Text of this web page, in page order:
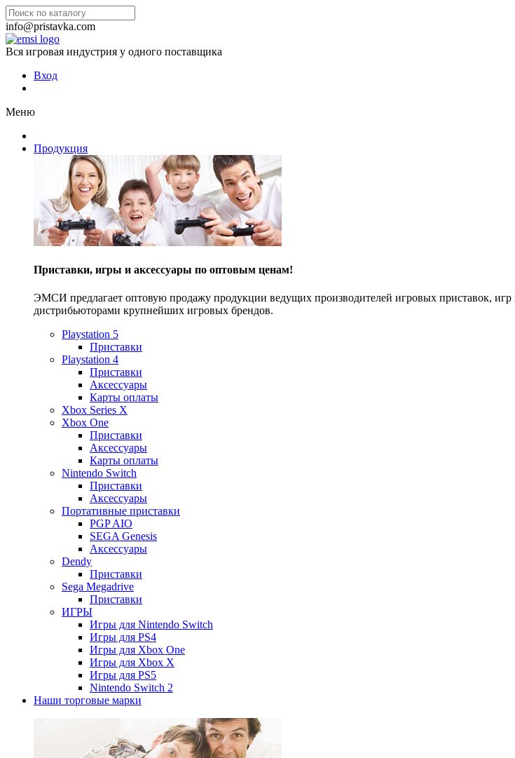
info@pristavka.com
Вся игровая индустрия у одного поставщика
Вход
Меню
Продукция
Приставки, игры и аксессуары по оптовым ценам!
ЭМСИ предлагает оптовую продажу продукции ведущих производителей игровых приставок,
дистрибьюторами крупнейших игровых брендов.
Playstation 5
Приставки
Playstation 4
Приставки
Аксессуары
Карты оплаты
Xbox Series X
Xbox One
Приставки
Аксессуары
Карты оплаты
Nintendo Switch
Приставки
Аксессуары
Портативные приставки
PGP AIO
SEGA Genesis
Аксессуары
Dendy
Приставки
Sega Megadrive
Приставки
ИГРЫ
Игры для Nintendo Switch
Игры для PS4
Игры для Xbox One
Игры для Xbox X
Игры для PS5
Nintendo Switch 2
Наши торговые марки